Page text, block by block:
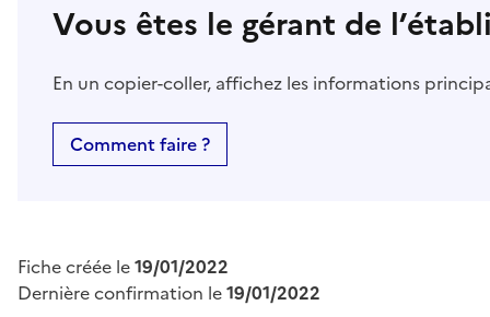
Vous êtes le gérant de
En un copier-coller, affichez les informations
Comment faire ?
Fiche créée le19/01/2022
Dernière confirmation le19/01/2022